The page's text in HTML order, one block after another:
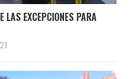
LAS EXCEPCIONES PARA